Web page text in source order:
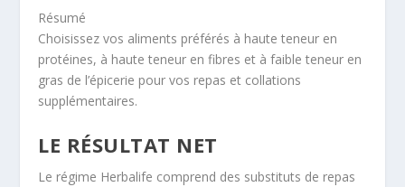
Résumé
Choisissez vos aliments préférés à haute teneur en
protéines, à haute teneur en fibres et à faible teneur en
gras de l’épicerie pour vos repas et collations
supplémentaires.
LE RÉSULTAT NET
Le régime Herbalife comprend des substituts de repas